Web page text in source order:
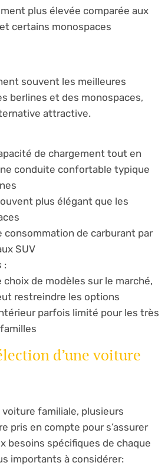
plus élevée comparée aux
certains monospaces
souvent les meilleures
berlines et des monospaces,
attractive.
de chargement tout en
conduite confortable typique
plus élégant que les
consommation de carburant par
SUV
:
choix de modèles sur le marché,
restreindre les options
parfois limité pour les très
d’une voiture
familiale, plusieurs
pris en compte pour s’assurer
besoins spécifiques de chaque
importants à considérer: